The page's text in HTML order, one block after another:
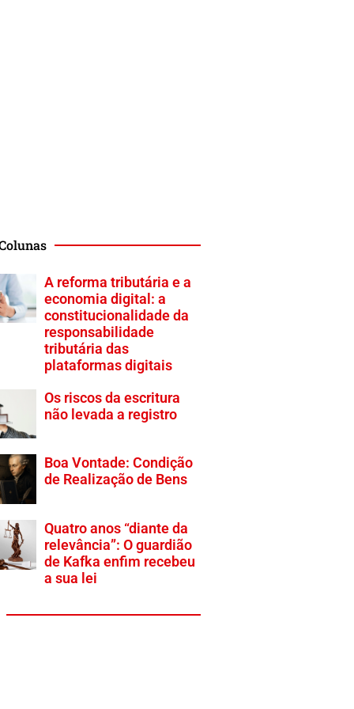
A reforma tributária e a
economia digital: a
constitucionalidade da
responsabilidade
tributária das
plataformas digitais
Os riscos da escritura
não levada a registro
Boa Vontade: Condição
de Realização de Bens
Quatro anos “diante da
relevância”: O guardião
de Kafka enfim recebeu
a sua lei